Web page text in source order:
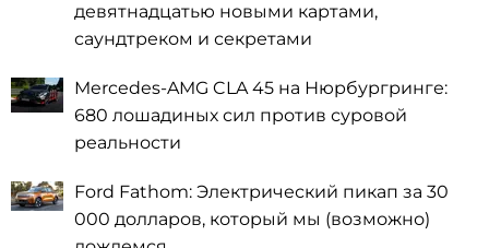
девятнадцатью новыми картами,
саундтреком и секретами
Mercedes-AMG CLA 45 на Нюрбургринге:
680 лошадиных сил против суровой
реальности
Ford Fathom: Электрический пикап за 30
000 долларов, который мы (возможно)